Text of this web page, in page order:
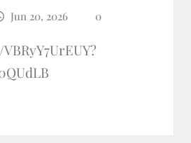
Jun 20, 2026 0